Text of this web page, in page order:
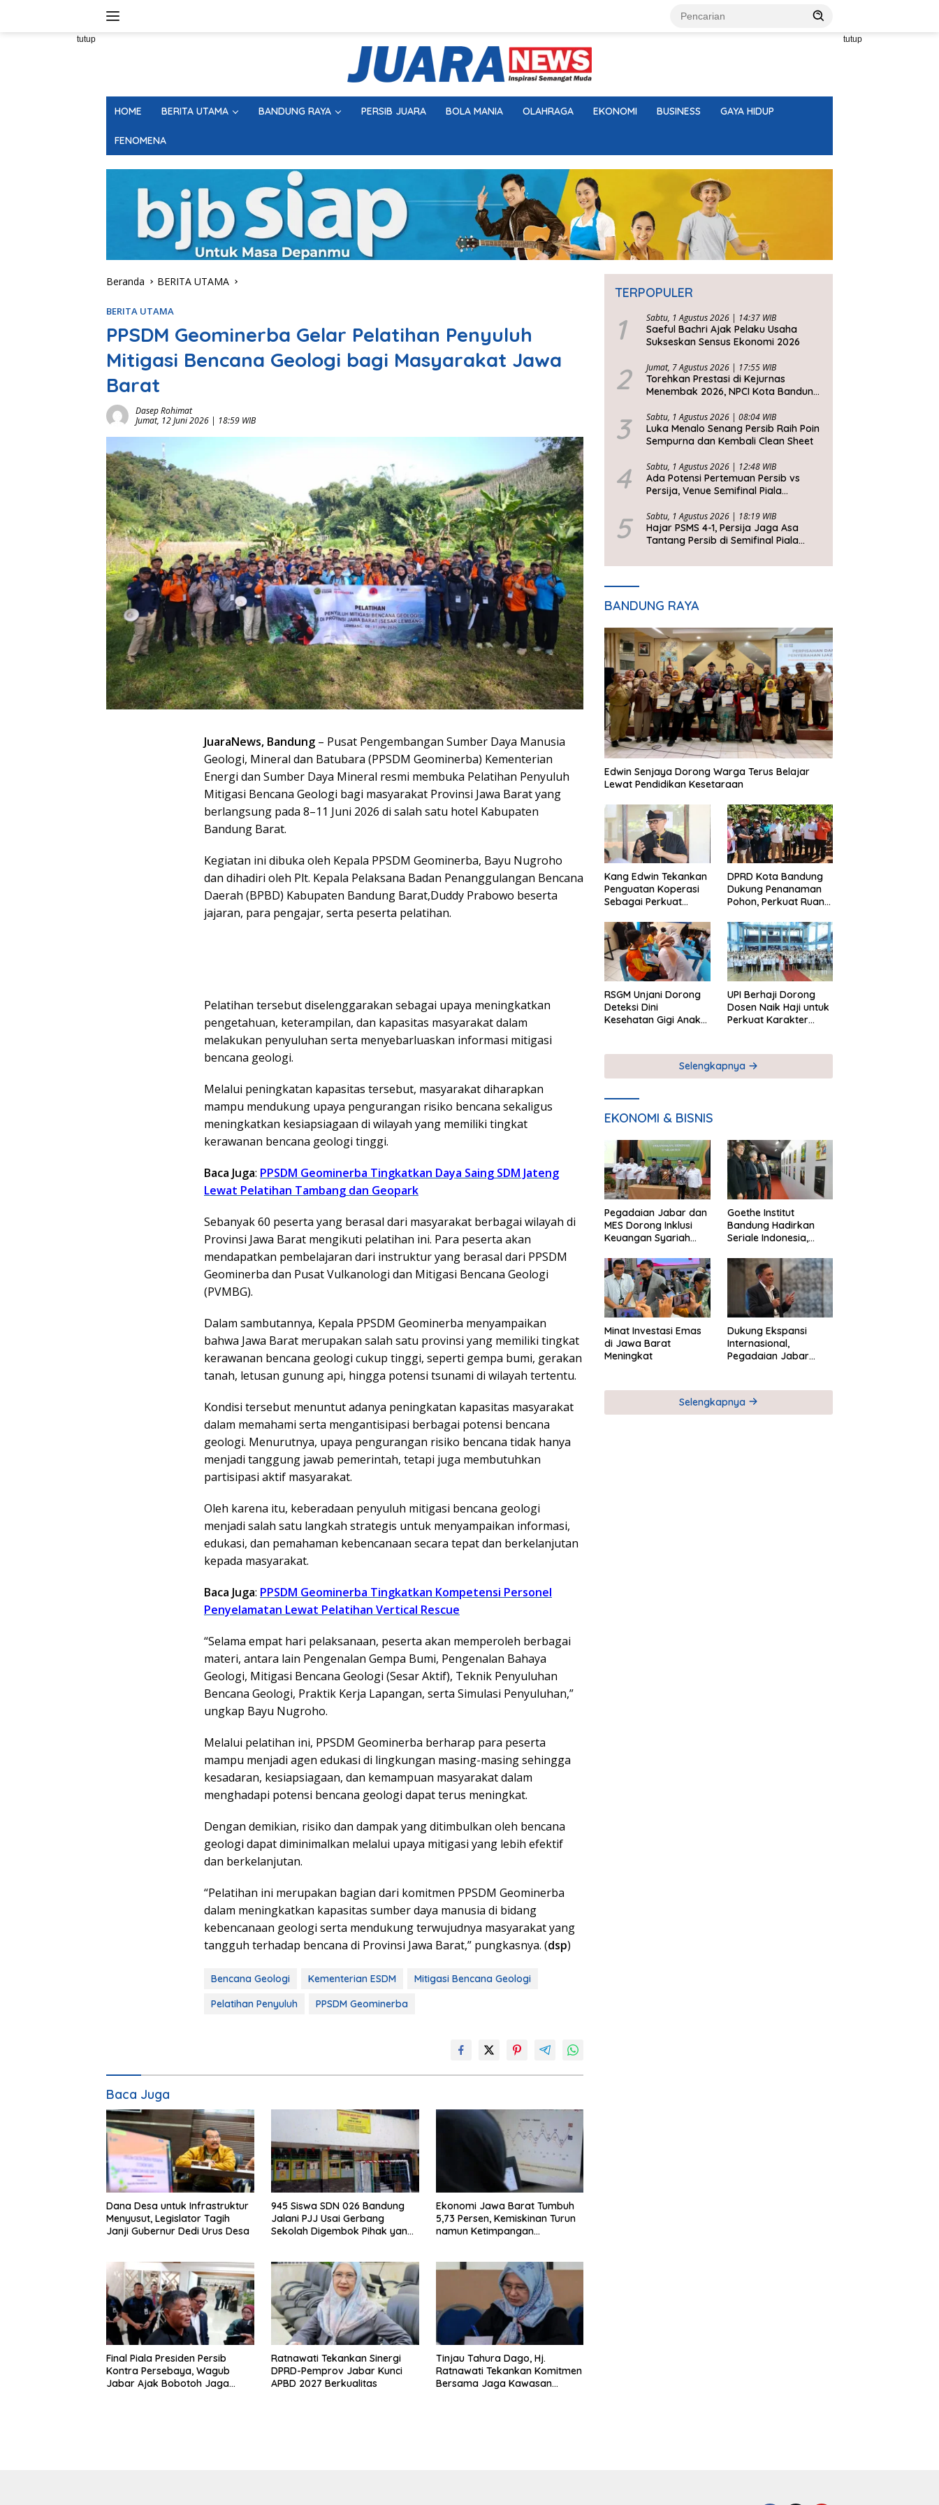
tutup tutup
HOME BERITA UTAMA BANDUNG RAYA PERSIB JUARA BOLA MANIA OLAHRAGA EKONOMI BUSINESS GAYA HIDUP
FENOMENA
Beranda BERITA UTAMA
BERITA UTAMA
PPSDM Geominerba Gelar Pelatihan Penyuluh
Mitigasi Bencana Geologi bagi Masyarakat Jawa
Barat
Dasep Rohimat
Jumat, 12 Juni 2026 | 18:59 WIB
JuaraNews, Bandung – Pusat Pengembangan Sumber Daya Manusia
Geologi, Mineral dan Batubara (PPSDM Geominerba) Kementerian
Energi dan Sumber Daya Mineral resmi membuka Pelatihan Penyuluh
Mitigasi Bencana Geologi bagi masyarakat Provinsi Jawa Barat yang
berlangsung pada 8–11 Juni 2026 di salah satu hotel Kabupaten
Bandung Barat.
Kegiatan ini dibuka oleh Kepala PPSDM Geominerba, Bayu Nugroho
dan dihadiri oleh Plt. Kepala Pelaksana Badan Penanggulangan Bencana
Daerah (BPBD) Kabupaten Bandung Barat,Duddy Prabowo beserta
jajaran, para pengajar, serta peserta pelatihan.
Pelatihan tersebut diselenggarakan sebagai upaya meningkatkan
pengetahuan, keterampilan, dan kapasitas masyarakat dalam
melakukan penyuluhan serta menyebarluaskan informasi mitigasi
bencana geologi.
Melalui peningkatan kapasitas tersebut, masyarakat diharapkan
mampu mendukung upaya pengurangan risiko bencana sekaligus
meningkatkan kesiapsiagaan di wilayah yang memiliki tingkat
kerawanan bencana geologi tinggi.
Baca Juga: PPSDM Geominerba Tingkatkan Daya Saing SDM Jateng
Lewat Pelatihan Tambang dan Geopark
Sebanyak 60 peserta yang berasal dari masyarakat berbagai wilayah di
Provinsi Jawa Barat mengikuti pelatihan ini. Para peserta akan
mendapatkan pembelajaran dari instruktur yang berasal dari PPSDM
Geominerba dan Pusat Vulkanologi dan Mitigasi Bencana Geologi
(PVMBG).
Dalam sambutannya, Kepala PPSDM Geominerba menyampaikan
bahwa Jawa Barat merupakan salah satu provinsi yang memiliki tingkat
kerawanan bencana geologi cukup tinggi, seperti gempa bumi, gerakan
tanah, letusan gunung api, hingga potensi tsunami di wilayah tertentu.
Kondisi tersebut menuntut adanya peningkatan kapasitas masyarakat
dalam memahami serta mengantisipasi berbagai potensi bencana
geologi. Menurutnya, upaya pengurangan risiko bencana tidak hanya
menjadi tanggung jawab pemerintah, tetapi juga membutuhkan
partisipasi aktif masyarakat.
Oleh karena itu, keberadaan penyuluh mitigasi bencana geologi
menjadi salah satu langkah strategis untuk menyampaikan informasi,
edukasi, dan pemahaman kebencanaan secara tepat dan berkelanjutan
kepada masyarakat.
Baca Juga: PPSDM Geominerba Tingkatkan Kompetensi Personel
Penyelamatan Lewat Pelatihan Vertical Rescue
“Selama empat hari pelaksanaan, peserta akan memperoleh berbagai
materi, antara lain Pengenalan Gempa Bumi, Pengenalan Bahaya
Geologi, Mitigasi Bencana Geologi (Sesar Aktif), Teknik Penyuluhan
Bencana Geologi, Praktik Kerja Lapangan, serta Simulasi Penyuluhan,”
ungkap Bayu Nugroho.
Melalui pelatihan ini, PPSDM Geominerba berharap para peserta
mampu menjadi agen edukasi di lingkungan masing-masing sehingga
kesadaran, kesiapsiagaan, dan kemampuan masyarakat dalam
menghadapi potensi bencana geologi dapat terus meningkat.
Dengan demikian, risiko dan dampak yang ditimbulkan oleh bencana
geologi dapat diminimalkan melalui upaya mitigasi yang lebih efektif
dan berkelanjutan.
“Pelatihan ini merupakan bagian dari komitmen PPSDM Geominerba
dalam meningkatkan kapasitas sumber daya manusia di bidang
kebencanaan geologi serta mendukung terwujudnya masyarakat yang
tangguh terhadap bencana di Provinsi Jawa Barat,” pungkasnya. (dsp)
Bencana Geologi Kementerian ESDM
Mitigasi Bencana Geologi
Pelatihan Penyuluh
PPSDM Geominerba
Baca Juga
Dana Desa untuk Infrastruktur
Menyusut, Legislator Tagih
Janji Gubernur Dedi Urus Desa
945 Siswa SDN 026 Bandung
Jalani PJJ Usai Gerbang
Sekolah Digembok Pihak yang
Ekonomi Jawa Barat Tumbuh
5,73 Persen, Kemiskinan Turun
namun Ketimpangan
Final Piala Presiden Persib
Kontra Persebaya, Wagub
Jabar Ajak Bobotoh Jaga
Ratnawati Tekankan Sinergi
DPRD-Pemprov Jabar Kunci
APBD 2027 Berkualitas
Tinjau Tahura Dago, Hj.
Ratnawati Tekankan Komitmen
Bersama Jaga Kawasan
TERPOPULER
1 Sabtu, 1 Agustus 2026 | 14:37 WIB
Saeful Bachri Ajak Pelaku Usaha
Sukseskan Sensus Ekonomi 2026
2 Jumat, 7 Agustus 2026 | 17:55 WIB
Torehkan Prestasi di Kejurnas
Menembak 2026, NPCI Kota Bandung
3 Sabtu, 1 Agustus 2026 | 08:04 WIB
Luka Menalo Senang Persib Raih Poin
Sempurna dan Kembali Clean Sheet
4 Sabtu, 1 Agustus 2026 | 12:48 WIB
Ada Potensi Pertemuan Persib vs
Persija, Venue Semifinal Piala
5 Sabtu, 1 Agustus 2026 | 18:19 WIB
Hajar PSMS 4-1, Persija Jaga Asa
Tantang Persib di Semifinal Piala
BANDUNG RAYA
Edwin Senjaya Dorong Warga Terus Belajar
Lewat Pendidikan Kesetaraan
Kang Edwin Tekankan
Penguatan Koperasi
Sebagai Perkuat
DPRD Kota Bandung
Dukung Penanaman
Pohon, Perkuat Ruang
RSGM Unjani Dorong
Deteksi Dini
Kesehatan Gigi Anak
UPI Berhaji Dorong
Dosen Naik Haji untuk
Perkuat Karakter
Selengkapnya
EKONOMI & BISNIS
Pegadaian Jabar dan
MES Dorong Inklusi
Keuangan Syariah
UMKM
Goethe Institut
Bandung Hadirkan
Seriale Indonesia,
Global Industri Serial
Minat Investasi Emas
di Jawa Barat
Meningkat
Dukung Ekspansi
Internasional,
Pegadaian Jabar
Pegadaian Timor
Leste
Selengkapnya